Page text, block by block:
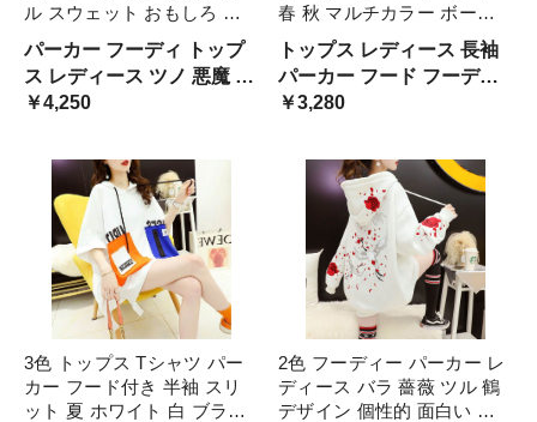
ル スウェット おもしろ か
わいい 大きいサイズ ピンク
ブルー グリーン オレンジ
長袖 フード付き S M L 2XL
3XL メン XL
パーカー フーディ トップ
ス レディース ツノ 悪魔 デ
ビル スウェット おもしろ
ンク ブルー グリーン オレ
ンジ 長袖 フード付き
￥4,250
春 秋 マルチカラー ボーダ
ー カラフル フロントデザイ
ン 刺繍 ロゴ 定番 人気 スポ
ーティ かわいい きれいめ
大人 シンプル 大人可愛い
トップス レディース 長袖
パーカー フード フーディ?
春 秋 マルチカラー ボーダ
イン 刺繍 ロゴ 定番 人気 ス
ポーティ かわいい 大
￥3,280
3色 トップス Tシャツ パー
カー フード付き 半袖 スリ
ット 夏 ホワイト 白 ブラッ
2色 フーディー パーカー レ
ディース バラ 薔薇 ツル 鶴
デザイン 個性的 面白い カ